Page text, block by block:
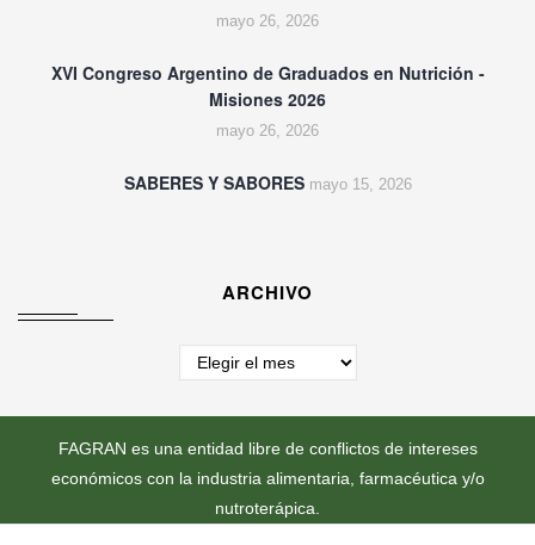
mayo 26, 2026
XVI Congreso Argentino de Graduados en Nutrición -
Misiones 2026
mayo 26, 2026
SABERES Y SABORES mayo 15, 2026
ARCHIVO
Archivo
FAGRAN es una entidad libre de conflictos de intereses
económicos con la industria alimentaria, farmacéutica y/o
nutroterápica.